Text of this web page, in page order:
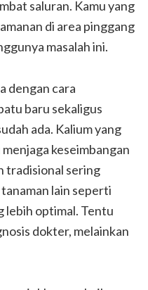
saluran. Kamu yang
di area pinggang
masalah ini.
dengan cara
baru sekaligus
ada. Kalium yang
keseimbangan
tradisional sering
lain seperti
lebih optimal. Tentu
dokter, melainkan